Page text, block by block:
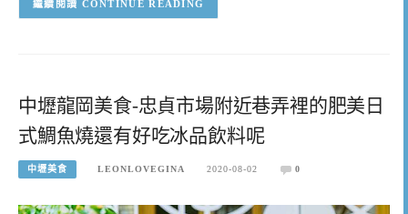
CONTINUE READING
中壢龍岡美食-忠貞市場附近巷弄裡的肥美日
式鯛魚燒還有好吃冰品飲料呢
中壢美食 LEONLOVEGINA 2020-08-02 0